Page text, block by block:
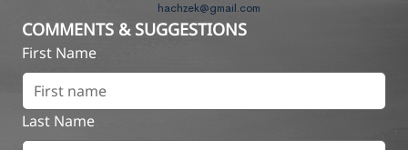
hachzek@gmail.com
COMMENTS & SUGGESTIONS
First Name
Last Name